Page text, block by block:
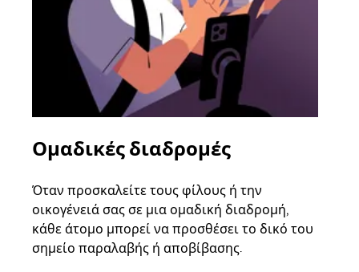
Ομαδικές διαδρομές
Όταν προσκαλείτε τους φίλους ή την
οικογένειά σας σε μια ομαδική διαδρομή,
κάθε άτομο μπορεί να προσθέσει το δικό του
σημείο παραλαβής ή αποβίβασης.